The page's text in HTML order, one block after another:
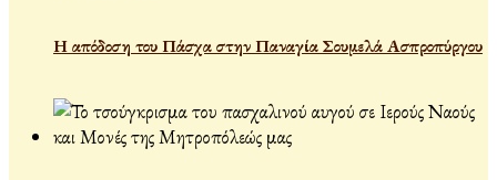
Η απόδοση του Πάσχα στην Παναγία Σουμελά Ασπροπύργου